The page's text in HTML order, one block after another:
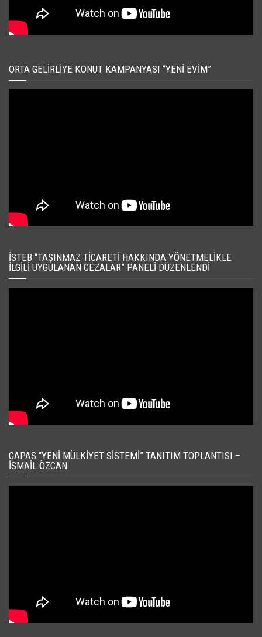
ORTA GELIRLIYE KONUT KAMPANYASI “YENI EVIM”
İSTEB “TAŞINMAZ TICARETI HAKKINDA YÖNETMELIKLE
İLGILI UYGULANAN CEZALAR” PANELI DÜZENLENDI
GAPAS “YENI MÜLKIYET SISTEMI” TANITIM TOPLANTISI –
İSMAIL ÖZCAN